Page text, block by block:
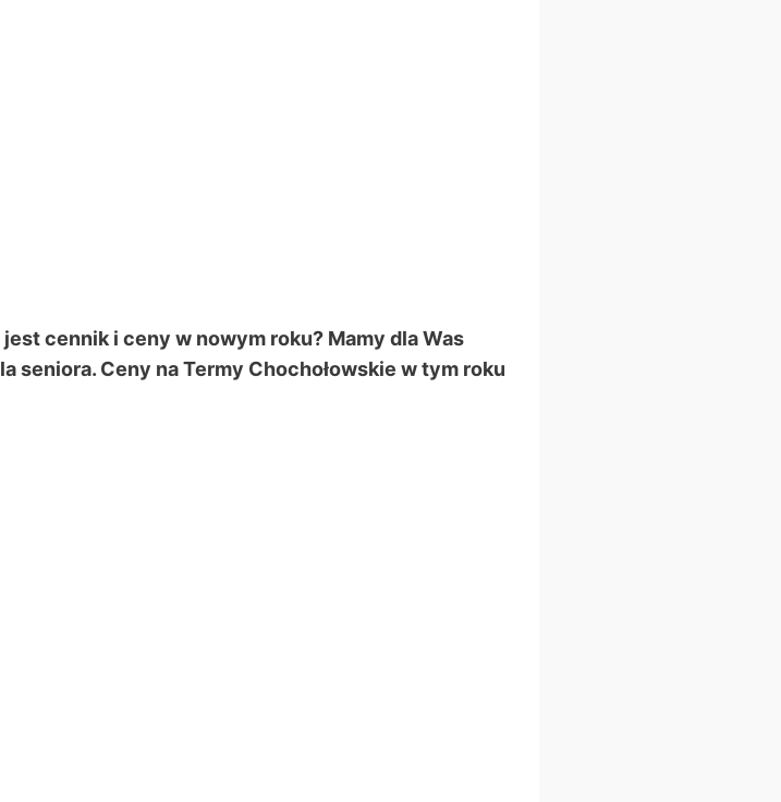
cennik i ceny w nowym roku? Mamy dla Was
seniora. Ceny na Termy Chochołowskie w tym roku